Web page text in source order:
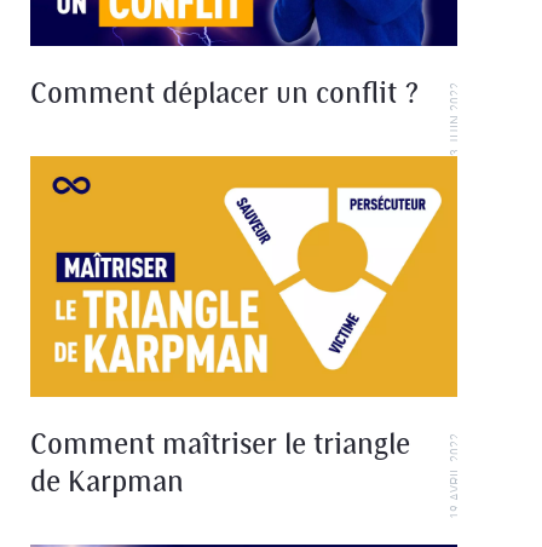
13 JUIN 2022
Comment déplacer un conflit ?
19 AVRIL 2022
Comment maîtriser le triangle
de Karpman